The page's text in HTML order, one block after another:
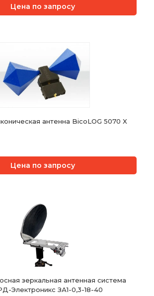
Цена по запросу
антенна BicoLOG 5070 X
Цена по запросу
зеркальная антенная система
Электроникс ЗА1-0,3-18-40